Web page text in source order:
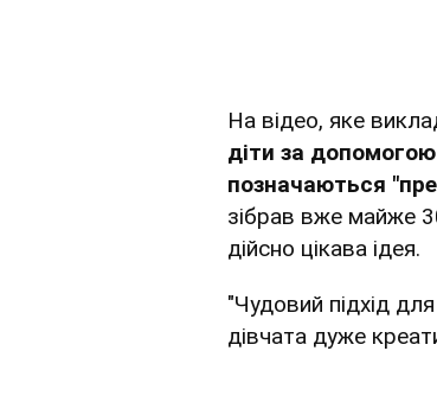
На відео, яке
діти за
позначаються
зібрав вже майже
дійсно цікава ідея.
"Чудовий підхід
дівчата дуже